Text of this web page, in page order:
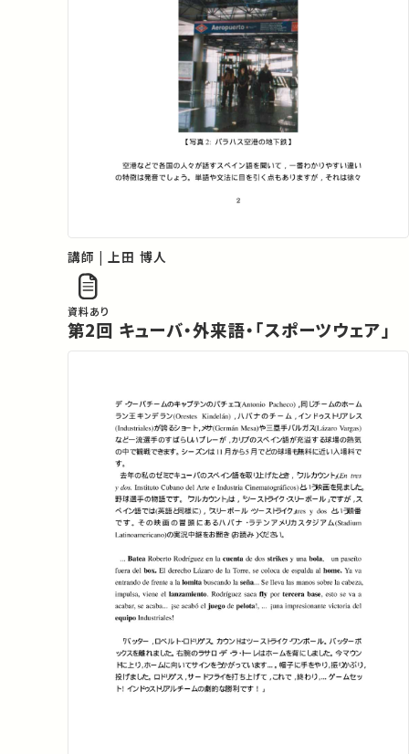
講師 | 上田 博人
資料あり
第2回 キューバ・外来語・「スポーツウェア」